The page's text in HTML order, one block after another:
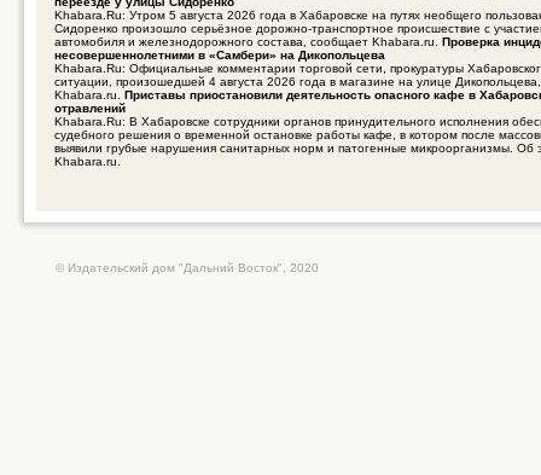
Khabara.Ru: Утром 5 августа 2026 года в Хабаровске на путях необщего
Сидоренко произошло серьёзное дорожно-транспортное происшествие с
автомобиля и железнодорожного состава, сообщает Khabara.ru. Проверка
несовершеннолетними в «Самбери» на Дикопольцева
Khabara.Ru: Официальные комментарии торговой сети, прокуратуры
ситуации, произошедшей 4 августа 2026 года в магазине на улице
Khabara.ru. Приставы приостановили деятельность опасного кафе в
отравлений
Khabara.Ru: В Хабаровске сотрудники органов принудительного исполнения
судебного решения о временной остановке работы кафе, в котором после
выявили грубые нарушения санитарных норм и патогенные микроорганизмы. Об
Khabara.ru.
© Издательский дом "Дальний Восток", 2020